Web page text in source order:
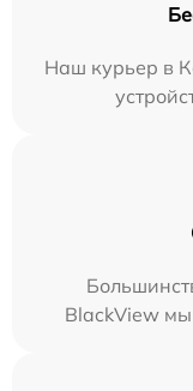
Наш курьер в
BlackView мы